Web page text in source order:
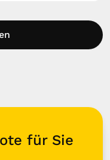
für Sie